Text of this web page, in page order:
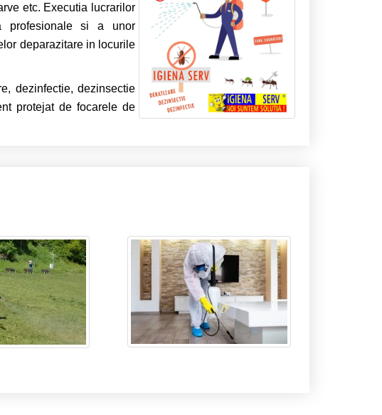
etc. Executia lucrarilor
profesionale si a unor
deparazitare in locurile
dezinfectie, dezinsectie
protejat de focarele de